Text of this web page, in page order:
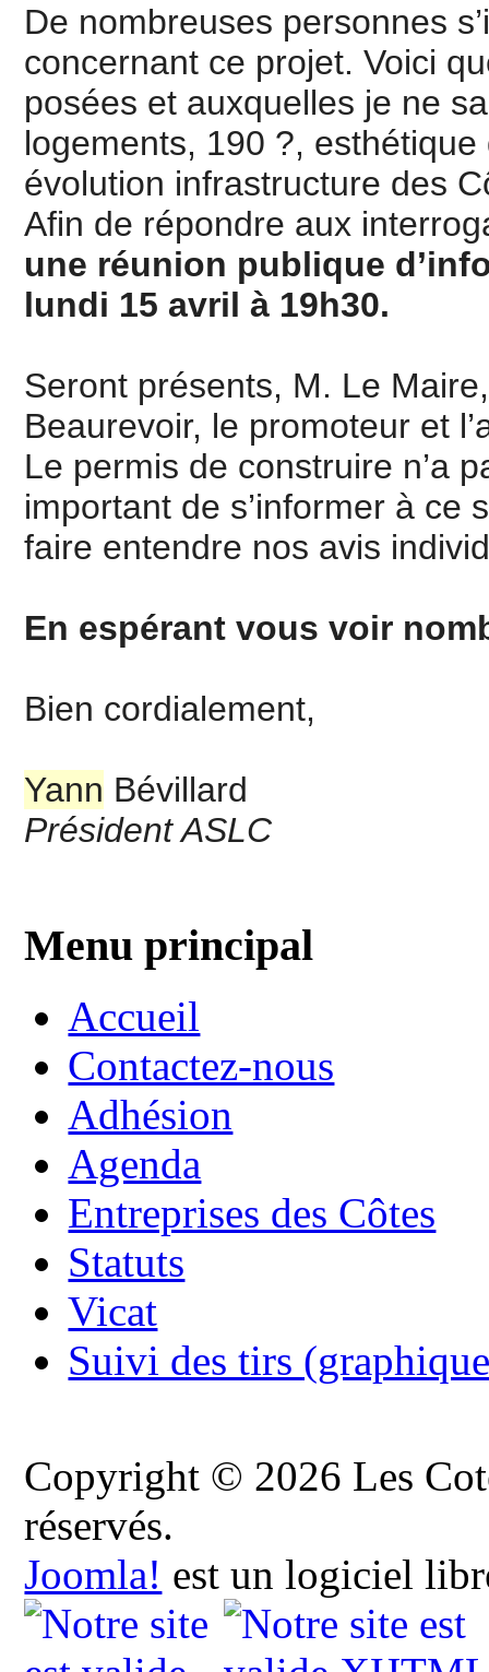
De nombreuses personnes
concernant ce projet. Voici
posées et auxquelles je ne
logements, 190 ?,
évolution infrastructure des
Afin de répondre aux
une réunion publique
lundi 15 avril à 19h30.
Seront présents, M. Le
Beaurevoir, le promoteur et
Le permis de construire n’a
important de s’informer à ce
faire entendre nos avis
En espérant vous voir
Bien cordialement,
Yann Bévillard
Président ASLC
Menu principal
Accueil
Contactez-nous
Adhésion
Agenda
Entreprises des Côtes
Statuts
Vicat
Suivi des tirs
Copyright © 2026 Les
réservés.
Joomla! est un logiciel